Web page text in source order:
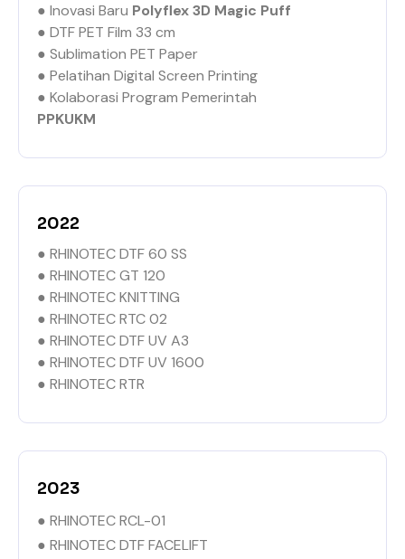
● Inovasi Baru Polyflex 3D Magic Puff
● DTF PET Film 33 cm
● Sublimation PET Paper
● Pelatihan Digital Screen Printing
● Kolaborasi Program Pemerintah
PPKUKM
2022
● RHINOTEC DTF 60 SS
● RHINOTEC GT 120
● RHINOTEC KNITTING
● RHINOTEC RTC 02
● RHINOTEC DTF UV A3
● RHINOTEC DTF UV 1600
● RHINOTEC RTR
2023
● RHINOTEC RCL-01
● RHINOTEC DTF FACELIFT